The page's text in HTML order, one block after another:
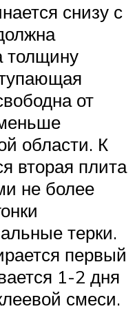
снизу с
толщину
от
области. К
вторая плита
не более
терки.
первый
1-2 дня
смеси.